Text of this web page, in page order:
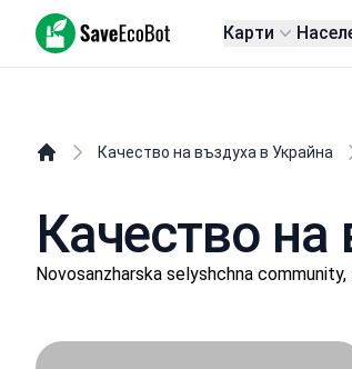
SaveEcoBot Карти
Качество на въздуха в Украйна
Качество на
Novosanzharska selyshchna